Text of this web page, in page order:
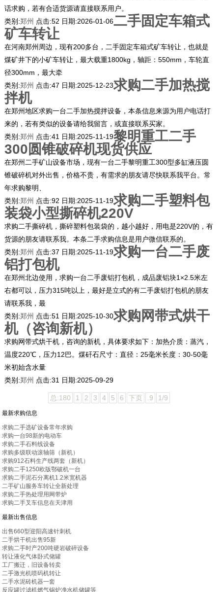
话求购，若有合适货源请直接联系用户。
类别:郑州 点击:52 日期:2026-01-06二手固定车箱式
矿车转让
在河南郑州周边，现有200多台，二手固定车箱式矿车转让，也就是
煤矿井下的小矿车转让，最大载重1800kg，轴距：550mm，车轮直
径300mm，最大牵
类别:郑州 点击:47 日期:2025-12-23求购二手加热搅
拌机
在郑州地区求购一台二手加热搅拌设备，本条信息来源为用户电话打
来的，若有类似的设备请给我留言，或直接联系买家。
类别:郑州 点击:41 日期:2025-11-19黎明重工二手
300圆锥破碎机现货供应
在郑州二手矿山设备市场，现有一台二手黎明重工300型多缸液压圆
锥破碎机对外出售，价格不贵，有需求的朋友请尽快联系我平台。常
年求购黎明、
类别:郑州 点击:92 日期:2025-11-19求购二手塑料包
装袋小型撕碎机220V
求购二手撕碎机，撕碎塑料包装袋的，越小越好，用电是220V的，有
货源的朋友请联系我。本条二手求购信息是用户微信联系的。
类别:郑州 点击:37 日期:2025-11-19求购一台二手废
铝打包机
在郑州北边使用，求购一台二手废铝打包机，成品废铝块1×2.5米左
右都可以，压力315吨以上，最好是立式的有二手废铝打包机的朋友
请联系我，最
类别:郑州 点击:51 日期:2025-10-30求购网带式烘干
机（咨询新机）
求购网带式烘干机，咨询的新机，具体要求如下：加热介质：蒸汽，
温度220℃，压力12巴。煤矸石尺寸：直径：25毫米长度：30-50毫
米初始含水量
类别:郑州 点击:31 日期:2025-09-29
总:180 1 2 3 4 5 6 下页 .9 1/9
最新求购信息
求购二手选矿设备常年求购
求购一台98新的电动车
求购二手石料线设备
求购多级联动滚轴筛（新机）
求购912石料生产线两套（新机）
求购二手1250欧版鄂破机一台
求购二手泥石分离机1.2米宽机器
二手矿山服务车转让全新处理
求购二手热处理用网带炉
求购二手叉车信息在天津用
最新出售信息
出售660型迎阳高速针刺机
二手烘干机出售95新
求购二手时产200吨硬岩破碎设备
转让液化气体卧式储罐
工厂搬迁，旧设备转卖
二手激光机喷码机转让
二手水泥砖机器一套
反应罐过滤机燃气锅炉净水机储罐等